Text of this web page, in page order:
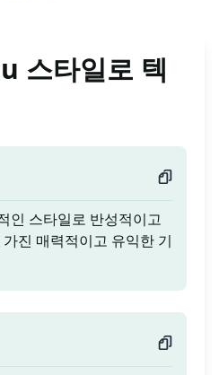
스타일로 텍
인 스타일로 반성적이고
진 매력적이고 유익한 기